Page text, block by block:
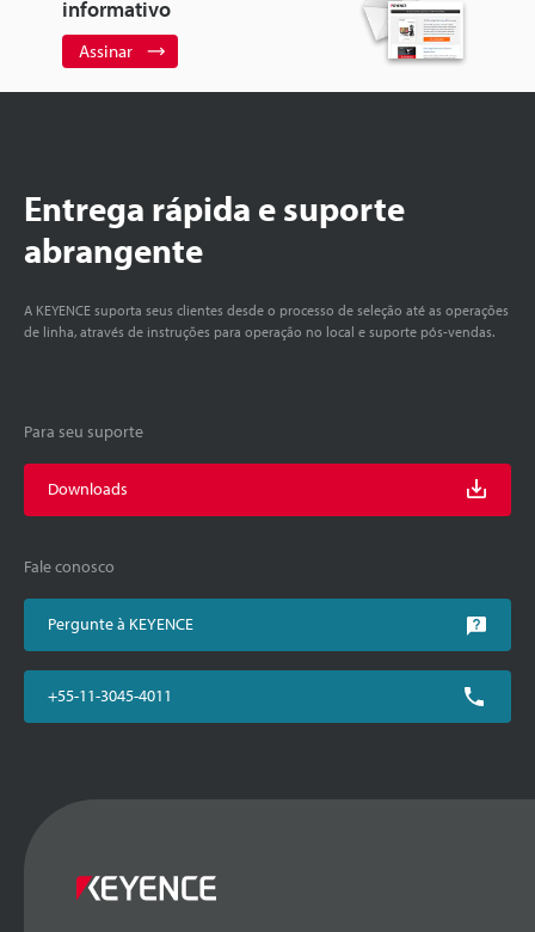
informativo
Assinar
Entrega rápida e suporte
abrangente
A KEYENCE suporta seus clientes desde o processo de seleção até as operações
de linha, através de instruções para operação no local e suporte pós-vendas.
Para seu suporte
Downloads
Fale conosco
Pergunte à KEYENCE
+55-11-3045-4011